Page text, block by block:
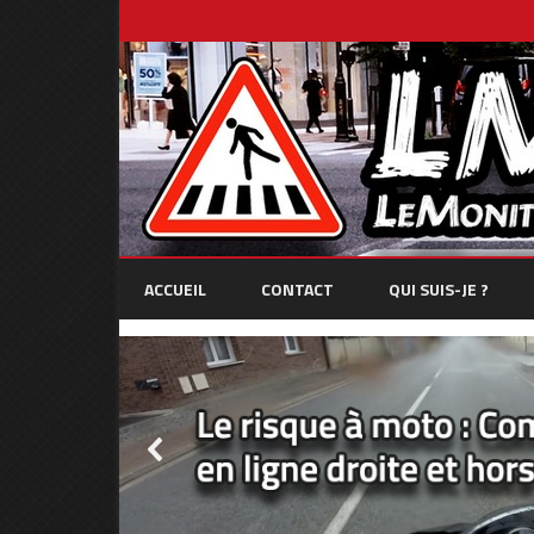
ACCUEIL CONTACT QUI SUIS-JE ?